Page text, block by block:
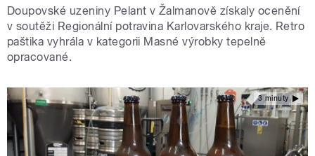
Doupovské uzeniny Pelant v Žalmanově získaly ocenění
v soutěži Regionální potravina Karlovarského kraje. Retro
paštika vyhrála v kategorii Masné výrobky tepelně
opracované.
3 minuty